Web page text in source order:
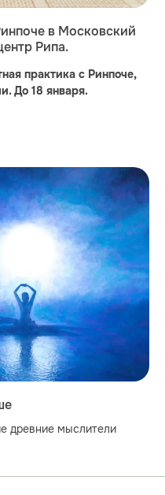
в Московский
Рипа.
практика с Ринпоче,
До 18 января.
древние мыслители